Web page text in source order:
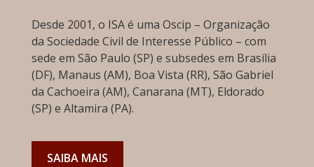
Desde 2001, o ISA é uma Oscip – Organização
da Sociedade Civil de Interesse Público – com
sede em São Paulo (SP) e subsedes em Brasília
(DF), Manaus (AM), Boa Vista (RR), São Gabriel
da Cachoeira (AM), Canarana (MT), Eldorado
(SP) e Altamira (PA).
SAIBA MAIS